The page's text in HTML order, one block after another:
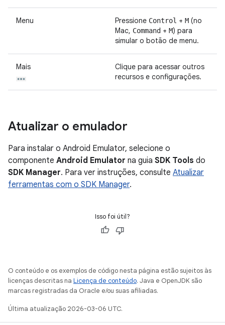
Menu Pressione Control + M (no
Mac, Command + M) para
simular o botão de menu.
Mais
Clique para acessar outros
recursos e configurações.
Atualizar o emulador
Para instalar o Android Emulator, selecione o
componente Android Emulator na guia SDK Tools do
SDK Manager. Para ver instruções, consulte Atualizar
ferramentas com o SDK Manager.
Isso foi útil?
O conteúdo e os exemplos de código nesta página estão sujeitos às
licenças descritas na Licença de conteúdo. Java e OpenJDK são
marcas registradas da Oracle e/ou suas afiliadas.
Última atualização 2026-03-06 UTC.